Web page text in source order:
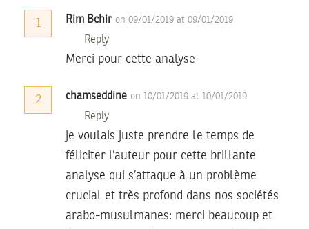
1 Rim Bchir on 09/01/2019 at 09/01/2019
Reply
Merci pour cette analyse
2 chamseddine on 10/01/2019 at 10/01/2019
Reply
je voulais juste prendre le temps de
féliciter l’auteur pour cette brillante
analyse qui s’attaque à un problème
crucial et très profond dans nos sociétés
arabo-musulmanes: merci beaucoup et